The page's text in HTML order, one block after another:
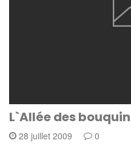
L`Allée des
28 juillet 2009 0